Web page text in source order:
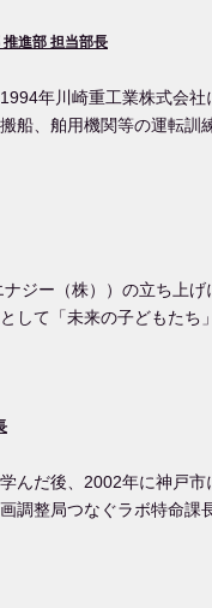
進部 担当部長
年川崎重工業株式会
船、舶用機関等の運転
ジー（株））の立ち上
して「未来の子どもた
んだ後、2002年に神戸
調整局つなぐラボ特命